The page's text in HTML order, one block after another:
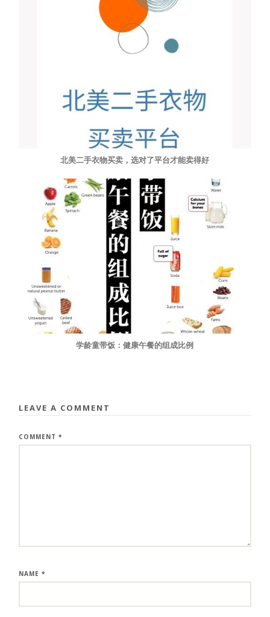
北美二手衣物买卖，选对了平台才能卖得好
学龄童带饭：健康午餐的组成比例
LEAVE A COMMENT
COMMENT*
NAME*